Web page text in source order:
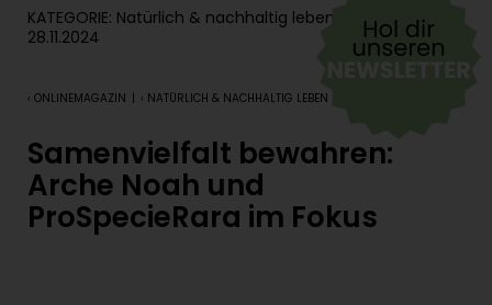
KATEGORIE: Natürlich & nachhaltig leben
28.11.2024
‹ ONLINEMAGAZIN | ‹ NATÜRLICH & NACHHALTIG LEBEN
Samenvielfalt bewahren:
Arche Noah und
ProSpecieRara im Fokus